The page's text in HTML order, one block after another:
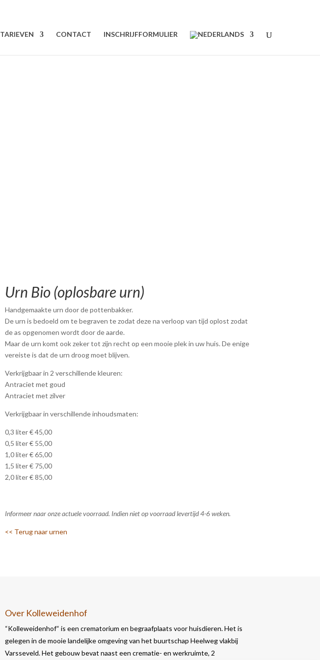
TARIEVEN CONTACT INSCHRIJFFORMULIER
Urn Bio (oplosbare urn)
Handgemaakte urn door de pottenbakker.
De urn is bedoeld om te begraven te zodat deze na verloop van tijd oplost zodat
de as opgenomen wordt door de aarde.
Maar de urn komt ook zeker tot zijn recht op een mooie plek in uw huis. De enige
vereiste is dat de urn droog moet blijven.
Verkrijgbaar in 2 verschillende kleuren:
Antraciet met goud
Antraciet met zilver
Verkrijgbaar in verschillende inhoudsmaten:
0,3 liter € 45,00
0,5 liter € 55,00
1,0 liter € 65,00
1,5 liter € 75,00
2,0 liter € 85,00
Informeer naar onze actuele voorraad. Indien niet op voorraad levertijd 4-6 weken.
<< Terug naar urnen
Over Kolleweidenhof
“Kolleweidenhof“ is een crematorium en begraafplaats voor huisdieren. Het is
gelegen in de mooie landelijke omgeving van het buurtschap Heelweg vlakbij
Varsseveld. Het gebouw bevat naast een crematie- en werkruimte, 2